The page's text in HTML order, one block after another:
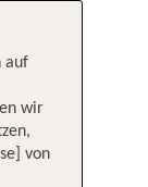
auf
wir
von